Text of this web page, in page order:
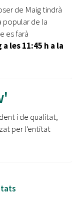
de Maig tindrà
popular de la
es farà
les 11:45 h a la
i de qualitat,
per l'entitat